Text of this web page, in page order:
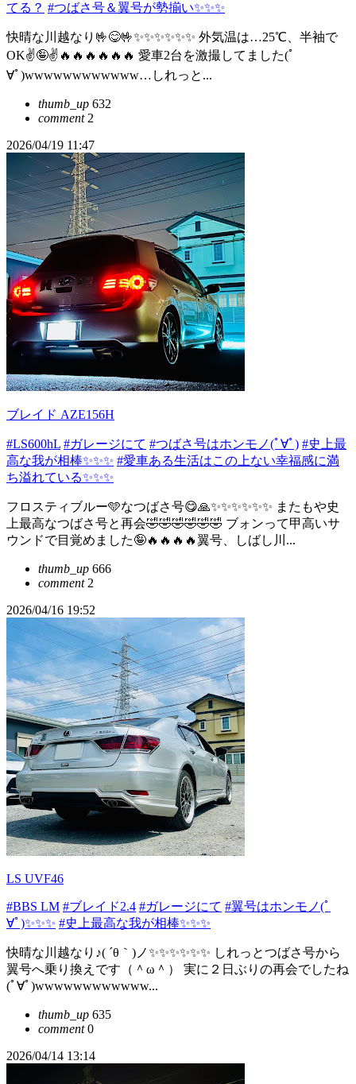
てる？ #つばさ号＆翼号が勢揃い✨✨✨
快晴な川越なり🤟😋🤟✨✨✨✨✨✨ 外気温は…25℃、半袖で
OK✌️🤪✌️🔥🔥🔥🔥🔥🔥 愛車2台を激撮してました(ﾟ
∀ﾟ)wwwwwwwwwwww…しれっと...
thumb_up 632
comment2
2026/04/19 11:47
ブレイド AZE156H
#LS600hL #ガレージにて #つばさ号はホンモノ(ﾟ∀ﾟ) #史上最
高な我が相棒✨✨✨ #愛車ある生活はこの上ない幸福感に満
ち溢れている✨✨✨
フロスティブルー🩵なつばさ号😋🙏✨✨✨✨✨✨ またもや史
上最高なつばさ号と再会🤣🤣🤣🤣🤣🤣 ブォンって甲高いサ
ウンドで目覚めました🤪🔥🔥🔥🔥翼号、しばし川...
thumb_up 666
comment2
2026/04/16 19:52
LS UVF46
#BBS LM #ブレイド2.4 #ガレージにて #翼号はホンモノ(ﾟ
∀ﾟ)✨✨✨ #史上最高な我が相棒✨✨✨
快晴な川越なり♪( ´θ｀)ノ✨✨✨✨✨✨ しれっとつばさ号から
翼号へ乗り換えです（＾ω＾） 実に２日ぶりの再会でしたね
(ﾟ∀ﾟ)wwwwwwwwwwww...
thumb_up 635
comment0
2026/04/14 13:14